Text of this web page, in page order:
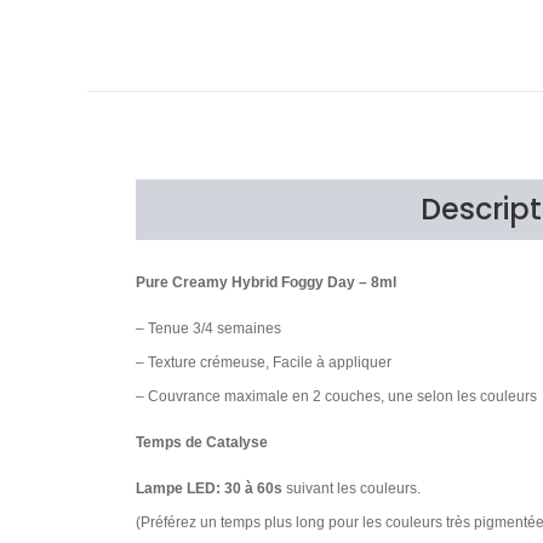
Pure Creamy Hybrid Foggy Day – 8ml
– Tenue 3/4 semaines
– Texture crémeuse, Facile à appliquer
– Couvrance maximale en 2 couches, une selon les couleurs
Temps de Catalyse
Lampe LED: 30 à 60s suivant les couleurs.
(Préférez un temps plus long pour les couleurs très